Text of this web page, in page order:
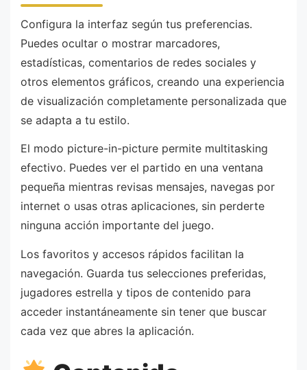
Configura la interfaz según tus preferencias.
Puedes ocultar o mostrar marcadores,
estadísticas, comentarios de redes sociales y
otros elementos gráficos, creando una experiencia
de visualización completamente personalizada que
se adapta a tu estilo.
El modo picture-in-picture permite multitasking
efectivo. Puedes ver el partido en una ventana
pequeña mientras revisas mensajes, navegas por
internet o usas otras aplicaciones, sin perderte
ninguna acción importante del juego.
Los favoritos y accesos rápidos facilitan la
navegación. Guarda tus selecciones preferidas,
jugadores estrella y tipos de contenido para
acceder instantáneamente sin tener que buscar
cada vez que abres la aplicación.